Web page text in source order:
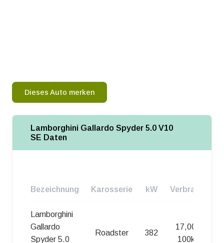
Dieses Auto merken
Lamborghini Gallardo Spyder 5.0 V10
SE Daten
Bezeichnung Karosserie kW Verbrauch
Lamborghini
Gallardo
Spyder 5.0
Roadster 382
17,00 l /
100km